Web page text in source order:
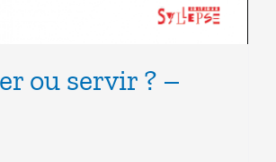
ou servir ? –